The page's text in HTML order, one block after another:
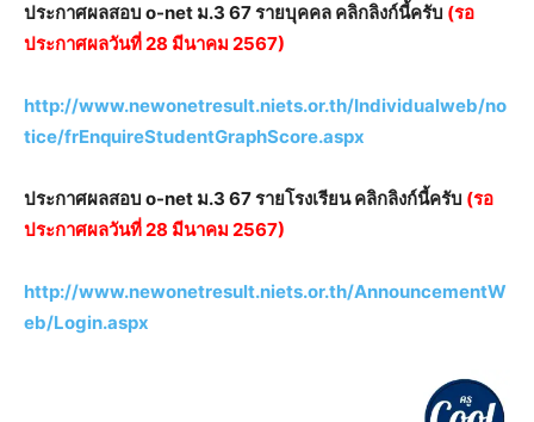
ประกาศผลสอบ o-net ม.3 67 รายบุคคล คลิกลิงก์นี้ครับ (รอ
ประกาศผลวันที่ 28 มีนาคม 2567)
http://www.newonetresult.niets.or.th/Individualweb/no
tice/frEnquireStudentGraphScore.aspx
ประกาศผลสอบ o-net ม.3 67 รายโรงเรียน คลิกลิงก์นี้ครับ (รอ
ประกาศผลวันที่ 28 มีนาคม 2567)
http://www.newonetresult.niets.or.th/AnnouncementW
eb/Login.aspx